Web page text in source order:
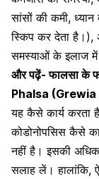
सांसों की कमी,
स्किप कर देता है।),
समस्याओंके इलाज में
और पढ़ें-फालसा के
Phalsa
यह कैसे कार्य करता
कोडोनोपसिस कैसे
नहीं है। इसकी
सलाह लें। हालांकि,